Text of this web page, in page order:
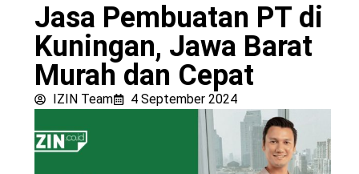
Jasa Pembuatan PT di
Kuningan, Jawa Barat
Murah dan Cepat
IZIN Team 4 September 2024